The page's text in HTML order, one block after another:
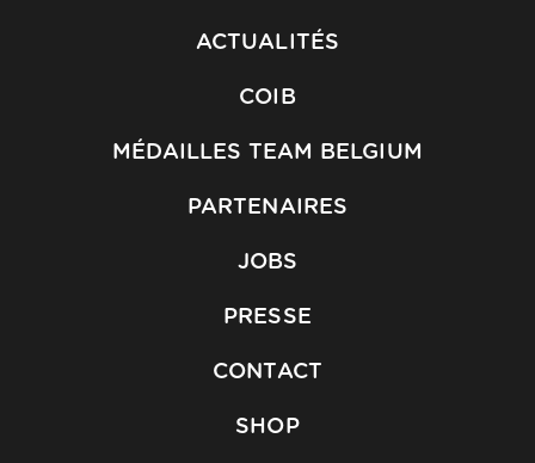
ACTUALITÉS
COIB
MÉDAILLES TEAM BELGIUM
PARTENAIRES
JOBS
PRESSE
CONTACT
SHOP